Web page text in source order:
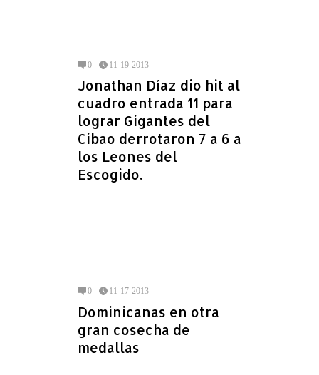
0 11-19-2013
Jonathan Díaz dio hit al
cuadro entrada 11 para
lograr Gigantes del
Cibao derrotaron 7 a 6 a
los Leones del
Escogido.
0 11-17-2013
Dominicanas en otra
gran cosecha de
medallas